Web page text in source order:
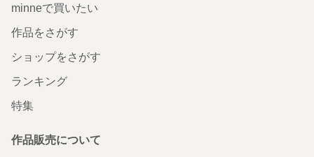
minneで買いたい
作品をさがす
ショップをさがす
ランキング
特集
作品販売について